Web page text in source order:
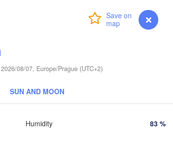
myVentusky Forecast
08/07, Europe/Prague (UTC+2)
SUN AND MOON
Humidity 83 %
Гомель
Магілёў